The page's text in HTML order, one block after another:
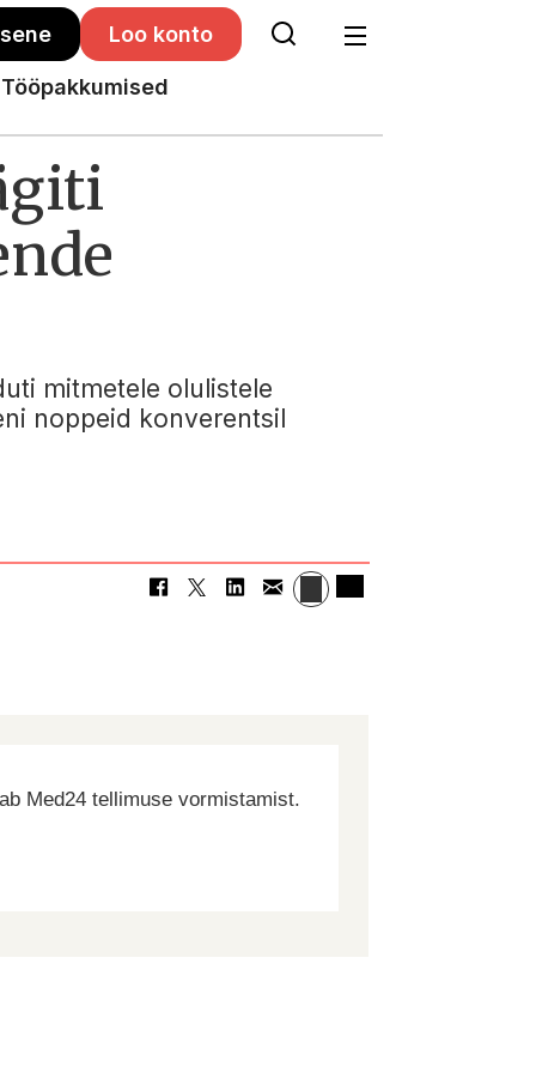
Loo konto
Tööpakkumised
mitmetele olulistele
noppeid konverentsil
Med24 tellimuse vormistamist.